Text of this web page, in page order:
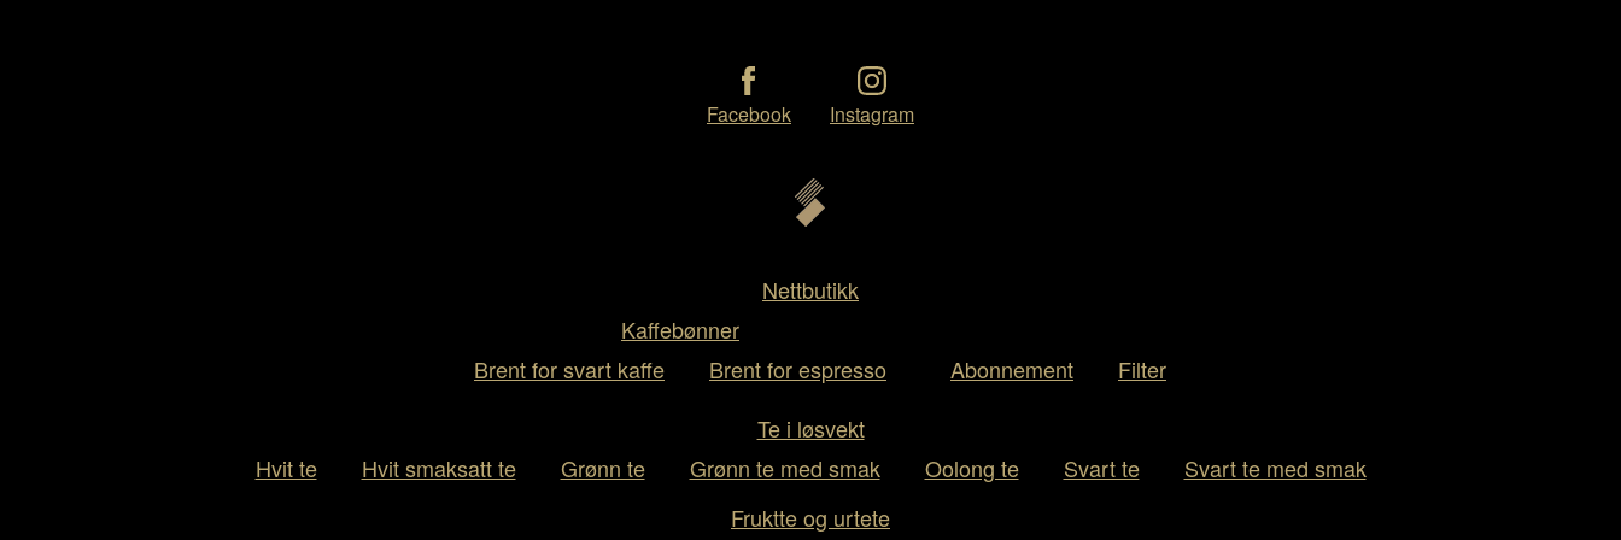
Facebook Instagram
Nettbutikk
Kaffebønner
Brent for svart kaffe
Brent for espresso Abonnement
Filter
Te i løsvekt
Hvit te
Hvit smaksatt te Grønn te Grønn te med smak Oolong te Svart te
Svart te med smak
Fruktte og urtete